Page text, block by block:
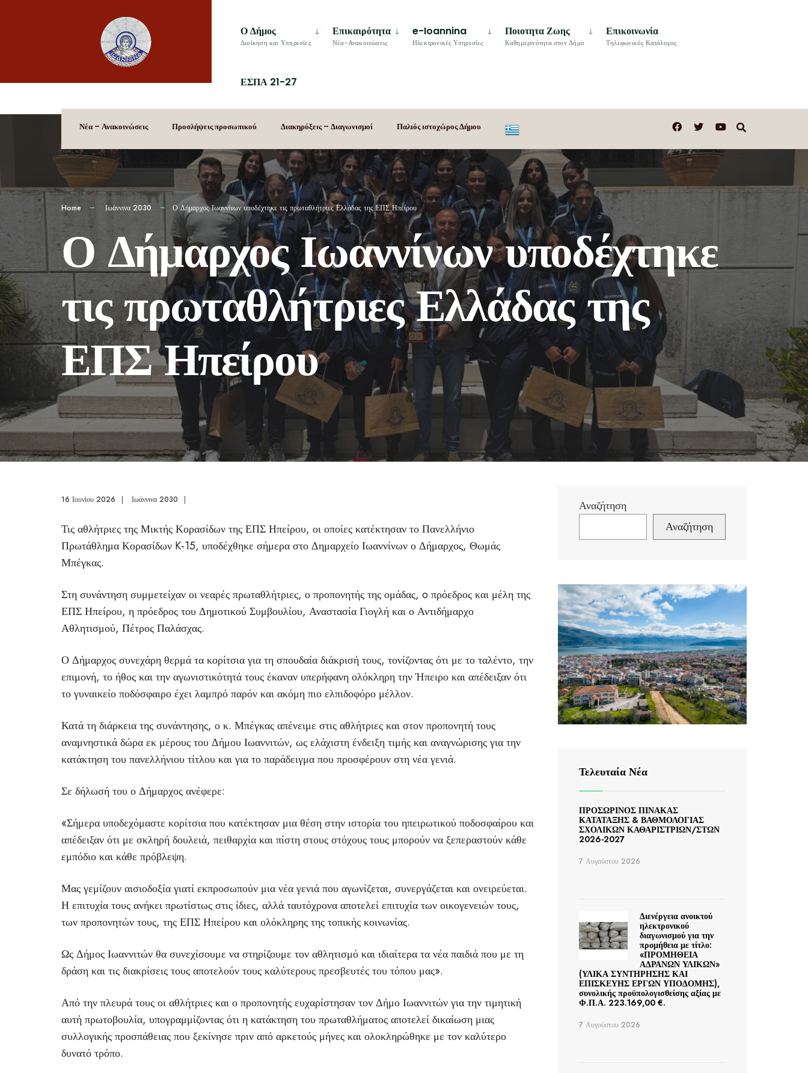
Ο Δήμος
Διοίκηση και Υπηρεσίες
Επικαιρότητα
Νέα-Ανακοινώσεις
e-Ioannina
Ηλεκτρονικές Υπηρεσίες
Ποιοτητα Ζωης
Καθημερινότητα στον Δήμο
Επικοινωνία
Τηλεφωνικός Κατάλογος
ΕΣΠΑ 21-27
Νέα – Ανακοινώσεις Προσλήψεις προσωπικού Διακηρύξεις – Διαγωνισμοί Παλιός ιστοχώρος Δήμου
Home Ιωάννινα 2030 Ο Δήμαρχος Ιωαννίνων υποδέχτηκε τις πρωταθλήτριες Ελλάδας της ΕΠΣ Ηπείρου
Ο Δήμαρχος Ιωαννίνων υποδέχτηκε
τις πρωταθλήτριες Ελλάδας της
ΕΠΣ Ηπείρου
16 Ιουνίου 2026 | Ιωάννινα 2030 |
Τις αθλήτριες της Μικτής Κορασίδων της ΕΠΣ Ηπείρου, οι οποίες κατέκτησαν το Πανελλήνιο
Πρωτάθλημα Κορασίδων K-15, υποδέχθηκε σήμερα στο Δημαρχείο Ιωαννίνων ο Δήμαρχος, Θωμάς
Μπέγκας.
Στη συνάντηση συμμετείχαν οι νεαρές πρωταθλήτριες, ο προπονητής της ομάδας, o πρόεδρος και μέλη της
ΕΠΣ Ηπείρου, η πρόεδρος του Δημοτικού Συμβουλίου, Αναστασία Γιογλή και ο Αντιδήμαρχο
Αθλητισμού, Πέτρος Παλάσχας.
Ο Δήμαρχος συνεχάρη θερμά τα κορίτσια για τη σπουδαία διάκρισή τους, τονίζοντας ότι με το ταλέντο, την
επιμονή, το ήθος και την αγωνιστικότητά τους έκαναν υπερήφανη ολόκληρη την Ήπειρο και απέδειξαν ότι
το γυναικείο ποδόσφαιρο έχει λαμπρό παρόν και ακόμη πιο ελπιδοφόρο μέλλον.
Κατά τη διάρκεια της συνάντησης, ο κ. Μπέγκας απένειμε στις αθλήτριες και στον προπονητή τους
αναμνηστικά δώρα εκ μέρους του Δήμου Ιωαννιτών, ως ελάχιστη ένδειξη τιμής και αναγνώρισης για την
κατάκτηση του πανελλήνιου τίτλου και για το παράδειγμα που προσφέρουν στη νέα γενιά.
Σε δήλωσή του ο Δήμαρχος ανέφερε:
«Σήμερα υποδεχόμαστε κορίτσια που κατέκτησαν μια θέση στην ιστορία του ηπειρωτικού ποδοσφαίρου και
απέδειξαν ότι με σκληρή δουλειά, πειθαρχία και πίστη στους στόχους τους μπορούν να ξεπεραστούν κάθε
εμπόδιο και κάθε πρόβλεψη.
Μας γεμίζουν αισιοδοξία γιατί εκπροσωπούν μια νέα γενιά που αγωνίζεται, συνεργάζεται και ονειρεύεται.
Η επιτυχία τους ανήκει πρωτίστως στις ίδιες, αλλά ταυτόχρονα αποτελεί επιτυχία των οικογενειών τους,
των προπονητών τους, της ΕΠΣ Ηπείρου και ολόκληρης της τοπικής κοινωνίας.
Ως Δήμος Ιωαννιτών θα συνεχίσουμε να στηρίζουμε τον αθλητισμό και ιδιαίτερα τα νέα παιδιά που με τη
δράση και τις διακρίσεις τους αποτελούν τους καλύτερους πρεσβευτές του τόπου μας».
Από την πλευρά τους οι αθλήτριες και ο προπονητής ευχαρίστησαν τον Δήμο Ιωαννιτών για την τιμητική
αυτή πρωτοβουλία, υπογραμμίζοντας ότι η κατάκτηση του πρωταθλήματος αποτελεί δικαίωση μιας
συλλογικής προσπάθειας που ξεκίνησε πριν από αρκετούς μήνες και ολοκληρώθηκε με τον καλύτερο
δυνατό τρόπο.
Αναζήτηση
Αναζήτηση
Τελευταία Νέα
ΠΡΟΣΩΡΙΝΟΣ ΠΙΝΑΚΑΣ
ΚΑΤΑΤΑΞΗΣ & ΒΑΘΜΟΛΟΓΙΑΣ
ΣΧΟΛΙΚΩΝ ΚΑΘΑΡΙΣΤΡΙΩΝ/ΣΤΩΝ
2026-2027
7 Αυγούστου 2026
Διενέργεια ανοικτού
ηλεκτρονικού
διαγωνισμού για την
προμήθεια με τίτλο:
«ΠΡΟΜΗΘΕΙΑ
ΑΔΡΑΝΩΝ ΥΛΙΚΩΝ»
(ΥΛΙΚΑ ΣΥΝΤΗΡΗΣΗΣ ΚΑΙ
ΕΠΙΣΚΕΥΗΣ ΕΡΓΩΝ ΥΠΟΔΟΜΗΣ),
συνολικής προϋπολογισθείσης αξίας με
Φ.Π.Α. 223.169,00 €.
7 Αυγούστου 2026